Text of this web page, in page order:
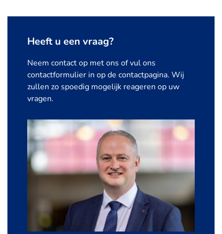
Heeft u een vraag?
Neem contact op met ons of vul ons
contactformulier in op de contactpagina. Wij
zullen zo spoedig mogelijk reageren op uw
vragen.